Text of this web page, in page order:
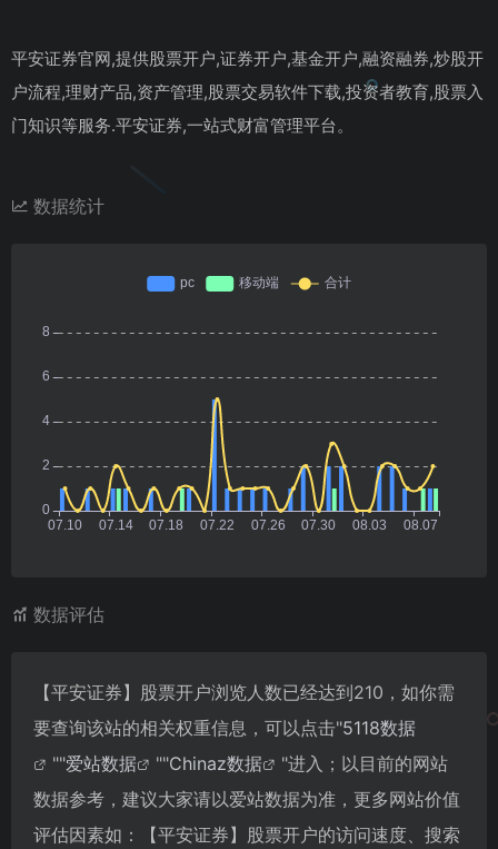
平安证券官网,提供股票开户,证券开户,基金开户,融资融券,炒股开
户流程,理财产品,资产管理,股票交易软件下载,投资者教育,股票入
门知识等服务.平安证券,一站式财富管理平台。
数据统计
数据评估
【平安证券】股票开户浏览人数已经达到210，如你需
要查询该站的相关权重信息，可以点击"5118数据
""爱站数据 ""Chinaz数据
"进入；以目前的网站
数据参考，建议大家请以爱站数据为准，更多网站价值
评估因素如：【平安证券】股票开户的访问速度、搜索